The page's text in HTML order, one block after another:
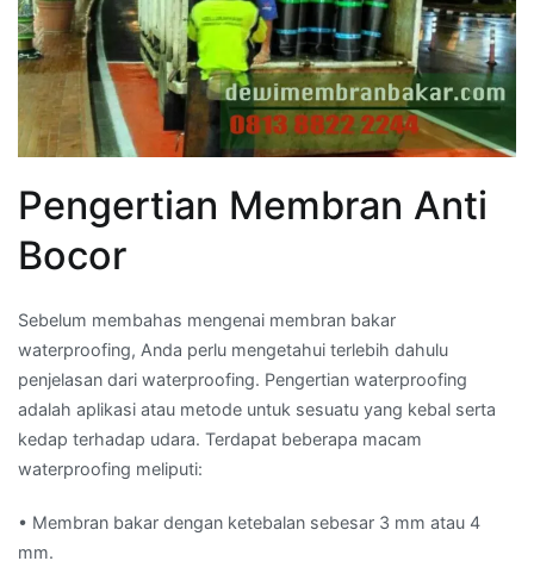
Pengertian Membran Anti
Bocor
Sebelum membahas mengenai membran bakar
waterproofing, Anda perlu mengetahui terlebih dahulu
penjelasan dari waterproofing. Pengertian waterproofing
adalah aplikasi atau metode untuk sesuatu yang kebal serta
kedap terhadap udara. Terdapat beberapa macam
waterproofing meliputi:
• Membran bakar dengan ketebalan sebesar 3 mm atau 4
mm.